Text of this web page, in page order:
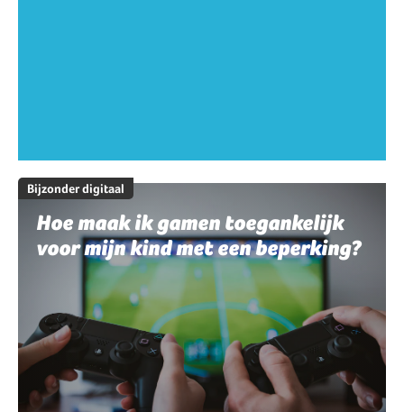
Bijzonder digitaal
Hoe maak ik gamen toegankelijk
voor mijn kind met een beperking?